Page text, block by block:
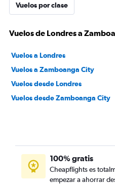
Vuelos por clase
Vuelos de Londres a
Vuelos a Londres
Vuelos a Zamboanga City
Vuelos desde Londres
Vuelos desde Zamboanga City
100% gratis
Cheapflights es
empezar a ahorrar